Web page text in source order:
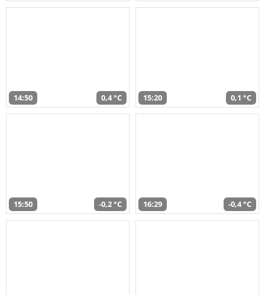
14:50 0,4 °C 15:20 0,1 °C
15:50 -0,2 °C 16:29 -0,4 °C